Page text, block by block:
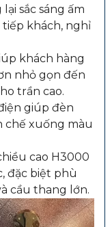
sắc sáng ấm
khách, nghỉ
khách hàng
nhỏ gọn đến
trần cao.
giúp đèn
chế xuống màu
cao H3000
đặc biệt phù
cầu thang lớn.